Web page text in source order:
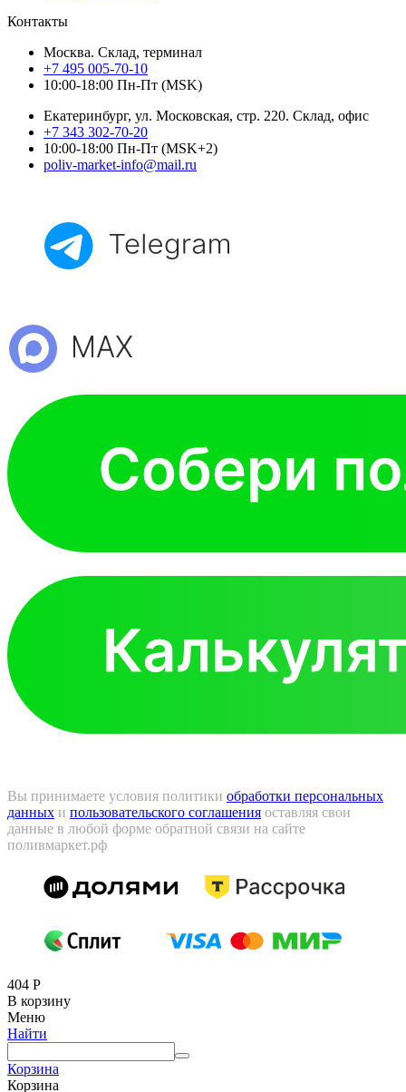
Контакты
Москва. Склад, терминал
+7 495 005-70-10
10:00-18:00 Пн-Пт (MSK)
Екатеринбург, ул. Московская, стр. 220. Склад, офис
+7 343 302-70-20
10:00-18:00 Пн-Пт (MSK+2)
poliv-market-info@mail.ru
Вы принимаете условия политики обработки персональных
данных и пользовательского соглашения оставляя свои
данные в любой форме обратной связи на сайте
поливмаркет.рф
404 Р
В корзину
Меню
Найти
Корзина
Корзина